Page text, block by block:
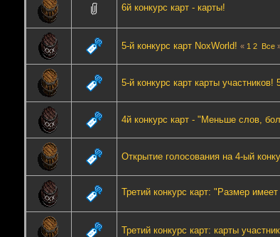
6й конкурс карт - карты!
5-й конкурс карт NoxWorld! « 1 2 Все
5-й конкурс карт карты
4й конкурс карт - "Меньше слов,
Открытие голосования на 4-ый
Третий конкурс карт: "Размер имеет
Третий конкурс карт: карты